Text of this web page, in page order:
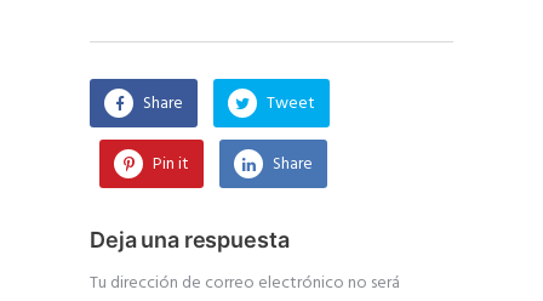
Share Tweet
Pin it Share
Deja una respuesta
Tu dirección de correo electrónico no será